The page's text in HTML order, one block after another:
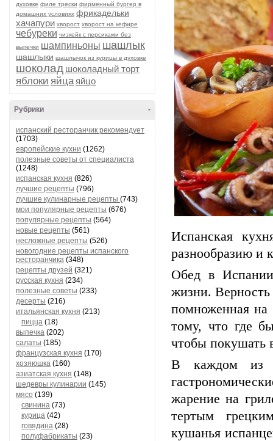
духовке филе трески фирменный бургер в
домашних условиях фрикадельки
хачапури хворост хворост на кефире
чебуреки чизкейк с персиками без
выпечки шампиньоны шашлык
шашлыки шашлычок из курицы в духовке
шоколад шоколадный торт
яблоки яйца яйцо
-
Рубрики
испанский ресторанчик рекомендует
(1703)
европейские кухни (1262)
полезные советы от специалиста
(1248)
испанская кухня (826)
лучшие рецепты (796)
лучшие кулинарные рецепты (743)
мои популярные рецепты (676)
популярные рецепты (564)
новые рецепты (561)
несложные рецепты (526)
новогодние рецепты испанского
ресторанчика (348)
рецепты друзей (321)
русская кухня (234)
полезные советы (233)
десерты (216)
итальянская кухня (213)
пицца (18)
выпечка (202)
салаты (185)
французская кухня (170)
хозяюшка (160)
азиатская кухня (148)
шедевры кулинарии (145)
мясо (139)
свинина (73)
курица (42)
говядина (28)
полуфабрикаты (23)
Испанская
разнообразию и
Обед в
жизни. Верность
помноженная на
тому, что где
чтобы покушать
В каждом из
жарение на
тертым
кушанья